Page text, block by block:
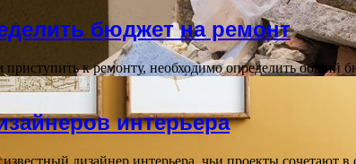
бюджет на ремонт
к ремонту, необходимо определить общий
интерьера
дизайнер интерьера, чьи проекты сочетают